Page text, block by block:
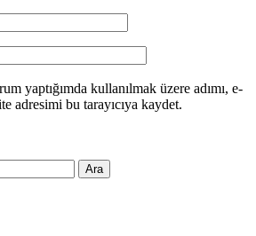
yaptığımda kullanılmak üzere adımı, e-
adresimi bu tarayıcıya kaydet.